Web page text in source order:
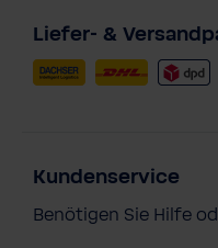
Liefer- &
Kundenservice
Benötigen Sie Hilfe